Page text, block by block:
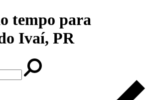
tempo para
Ivaí, PR